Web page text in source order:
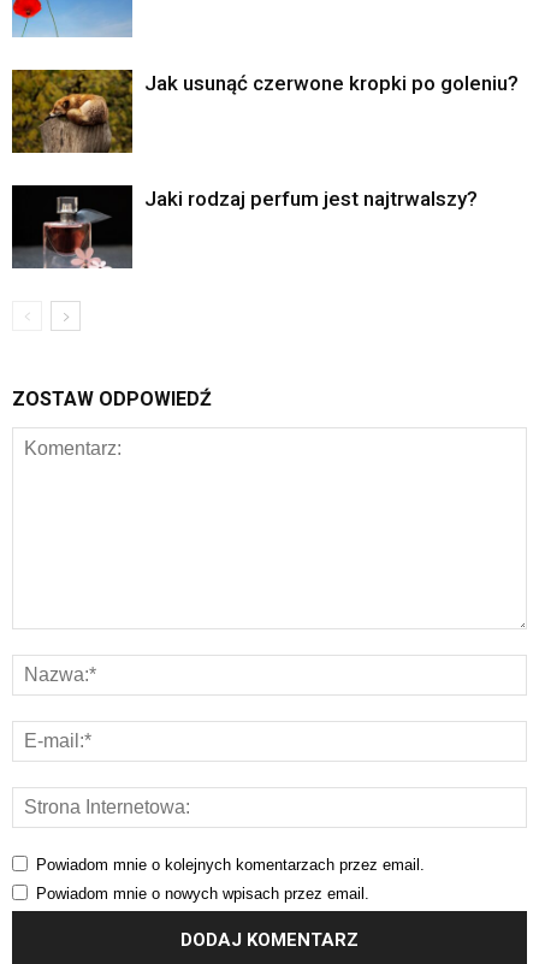
Jak usunąć czerwone kropki po goleniu?
Jaki rodzaj perfum jest najtrwalszy?
ZOSTAW ODPOWIEDŹ
Powiadom mnie o kolejnych komentarzach przez email.
Powiadom mnie o nowych wpisach przez email.